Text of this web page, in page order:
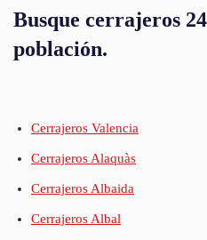
Busque cerrajeros
población.
Cerrajeros Valencia
Cerrajeros Alaquàs
Cerrajeros Albaida
Cerrajeros Albal